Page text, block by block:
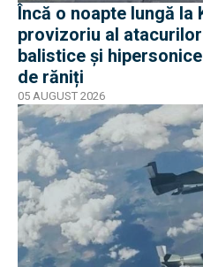
Încă o noapte lungă la
provizoriu al
balistice și
de răniți
05 AUGUST 2026